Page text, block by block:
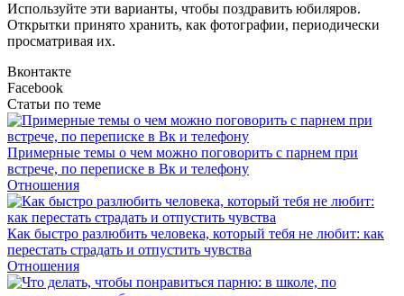
Используйте эти варианты, чтобы поздравить юбиляров.
Открытки принято хранить, как фотографии, периодически
просматривая их.
Вконтакте
Facebook
Статьи по теме
Примерные темы о чем можно поговорить с парнем при
встрече, по переписке в Вк и телефону
Отношения
Как быстро разлюбить человека, который тебя не любит: как
перестать страдать и отпустить чувства
Отношения